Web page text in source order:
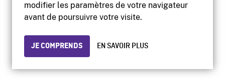
modifier les paramètres de votre navigateur
avant de poursuivre votre visite.
JE COMPRENDS EN SAVOIR PLUS
Accessibilité
Site institutionnel
Protection des renseignements personnels
© 2026 Office national du film du Canada